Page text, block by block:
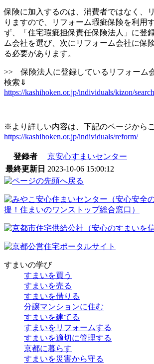
保険に加入するのは、消費者ではなく、
りますので、リフォーム瑕疵保険を利用
ず、「住宅瑕疵担保責任保険法人」に登
ム会社を選び、次にリフォーム会社に保
る必要があります。
>> 保険法人に登録しているリフォーム
検索⇓
https://kashihoken.or.jp/individuals/kizon/
※より詳しい内容は、下記のページから
https://kashihoken.or.jp/individuals/reform/
登録者
京安心すまいセンター
最終更新日 2023-10-06 15:00:12
すまいの学び
すまいを買う
すまいを売る
すまいを借りる
分譲マンションに住む
すまいを建てる
すまいをリフォームする
すまいを適切に管理する
京都に暮らす
すまいを災害から守る